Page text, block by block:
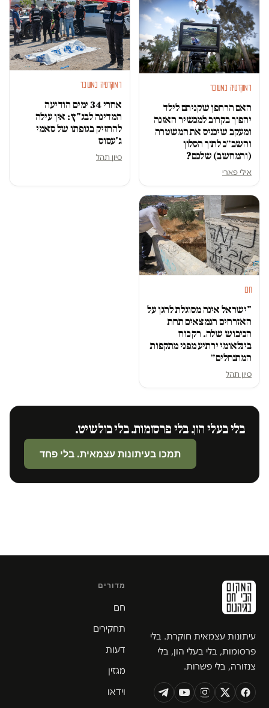
דמוקרטיה במשבר
האם הרחפן שקניתם לילד
יהפוך בקרוב למכשיר האזנה
ומעקב שיכניס את המשטרה
והשב״כ לתוך הסלון
(והמחשב) שלכם?
אילי פארי
דמוקרטיה במשבר
אחרי 34 ימים הודיעה
המדינה לבג"ץ: אין עילה
להחזיק בגופתו של סאמי
ג'עסוס
סיון תהל
חם
"ישראל אינה מסוגלת להגן על
האזרחים הנמצאים תחת
הכיבוש שלה. רק כוח
בינלאומי ירתיע מפני מתקפות
המתנחלים״
סיון תהל
בלי בעלי הון. בלי פרסומות. בלי בולשיט.
תמכו בעיתונות עצמאית. בלי פחד
עיתונות עצמאית חוקרת. בלי
פרסומות, בלי בעלי הון, בלי
צנזורה, בלי פשרות.
מדורים
חם
תחקירים
דעות
מגזין
וידאו